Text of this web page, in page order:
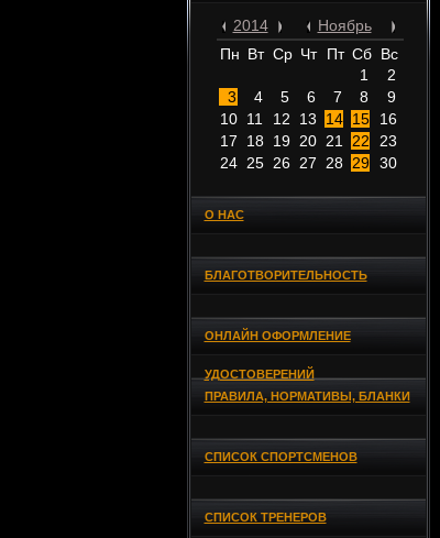
2014
Ноябрь
Пн Вт Ср Чт Пт Сб Вс
1
2
3
4 5 6 7 8
9
10 11 12 13 14 15
16
17
18 19 20 21 22
23
24 25 26 27 28 29 30
О НАС
БЛАГОТВОРИТЕЛЬНОСТЬ
ОНЛАЙН ОФОРМЛЕНИЕ
УДОСТОВЕРЕНИЙ
ПРАВИЛА, НОРМАТИВЫ, БЛАНКИ
СПИСОК СПОРТСМЕНОВ
СПИСОК ТРЕНЕРОВ